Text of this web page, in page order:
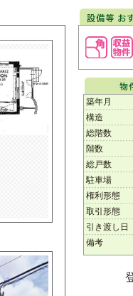
築年月
構造
総階数
階数
総戸数
駐車場
権利形態
取引形態
引き渡し日
備考